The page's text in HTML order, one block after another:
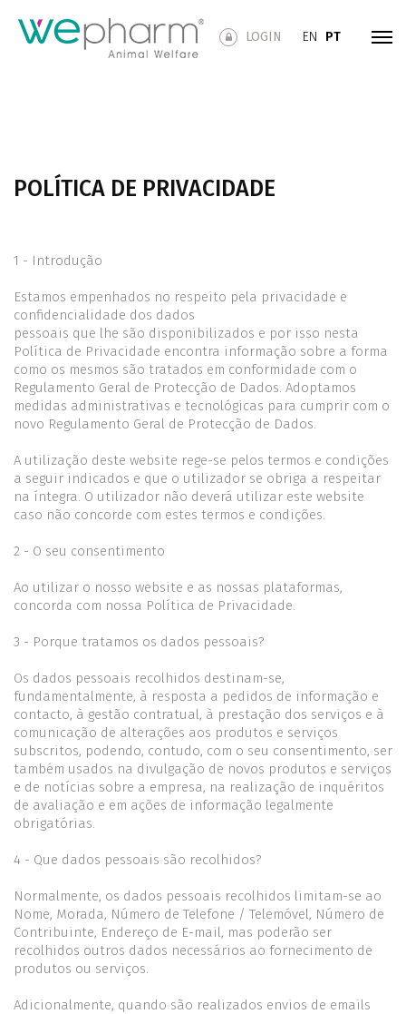
LOGIN EN PT
POLÍTICA DE PRIVACIDADE
1 - Introdução
Estamos empenhados no respeito pela privacidade e
confidencialidade dos dados
pessoais que lhe são disponibilizados e por isso nesta
Política de Privacidade encontra informação sobre a forma
como os mesmos são tratados em conformidade com o
Regulamento Geral de Protecção de Dados. Adoptamos
medidas administrativas e tecnológicas para cumprir com o
novo Regulamento Geral de Protecção de Dados.
A utilização deste website rege-se pelos termos e condições
a seguir indicados e que o utilizador se obriga a respeitar
na íntegra. O utilizador não deverá utilizar este website
caso não concorde com estes termos e condições.
2 - O seu consentimento
Ao utilizar o nosso website e as nossas plataformas,
concorda com nossa Política de Privacidade.
3 - Porque tratamos os dados pessoais?
Os dados pessoais recolhidos destinam-se,
fundamentalmente, à resposta a pedidos de informação e
contacto, à gestão contratual, à prestação dos serviços e à
comunicação de alterações aos produtos e serviços
subscritos, podendo, contudo, com o seu consentimento, ser
também usados na divulgação de novos produtos e serviços
e de notícias sobre a empresa, na realização de inquéritos
de avaliação e em ações de informação legalmente
obrigatórias.
4 - Que dados pessoais são recolhidos?
Normalmente, os dados pessoais recolhidos limitam-se ao
Nome, Morada, Número de Telefone / Telemóvel, Número de
Contribuinte, Endereço de E-mail, mas poderão ser
recolhidos outros dados necessários ao fornecimento de
produtos ou serviços.
Adicionalmente, quando são realizados envios de emails